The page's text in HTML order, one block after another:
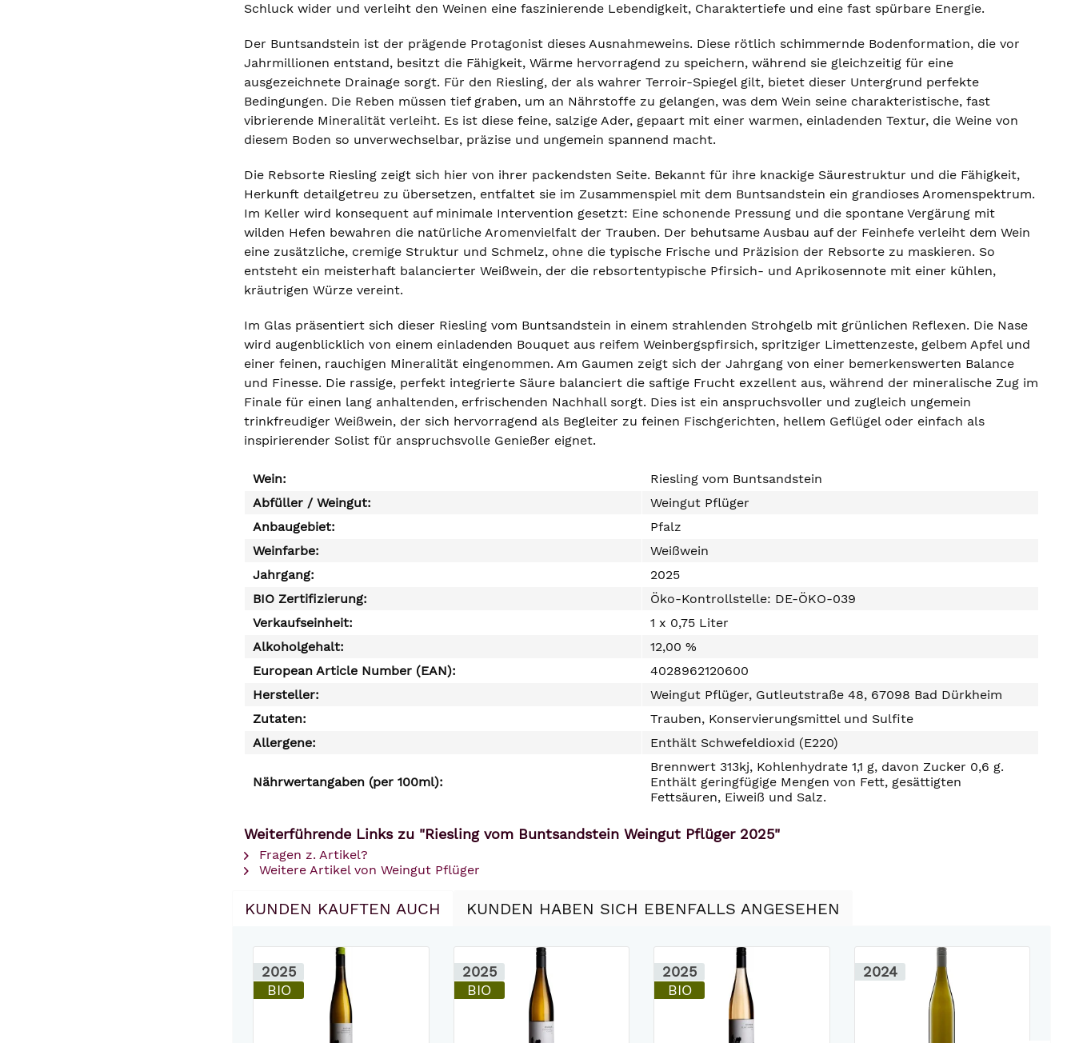
Schluck wider und verleiht den Weinen eine faszinierende Lebendigkeit, Charaktertiefe und eine fast spürbare Energie.
Der Buntsandstein ist der prägende Protagonist dieses Ausnahmeweins. Diese rötlich schimmernde Bodenformation, die vor
Jahrmillionen entstand, besitzt die Fähigkeit, Wärme hervorragend zu speichern, während sie gleichzeitig für eine
ausgezeichnete Drainage sorgt. Für den Riesling, der als wahrer Terroir-Spiegel gilt, bietet dieser Untergrund perfekte
Bedingungen. Die Reben müssen tief graben, um an Nährstoffe zu gelangen, was dem Wein seine charakteristische, fast
vibrierende Mineralität verleiht. Es ist diese feine, salzige Ader, gepaart mit einer warmen, einladenden Textur, die Weine von
diesem Boden so unverwechselbar, präzise und ungemein spannend macht.
Die Rebsorte Riesling zeigt sich hier von ihrer packendsten Seite. Bekannt für ihre knackige Säurestruktur und die Fähigkeit,
Herkunft detailgetreu zu übersetzen, entfaltet sie im Zusammenspiel mit dem Buntsandstein ein grandioses Aromenspektrum.
Im Keller wird konsequent auf minimale Intervention gesetzt: Eine schonende Pressung und die spontane Vergärung mit
wilden Hefen bewahren die natürliche Aromenvielfalt der Trauben. Der behutsame Ausbau auf der Feinhefe verleiht dem Wein
eine zusätzliche, cremige Struktur und Schmelz, ohne die typische Frische und Präzision der Rebsorte zu maskieren. So
entsteht ein meisterhaft balancierter Weißwein, der die rebsortentypische Pfirsich- und Aprikosennote mit einer kühlen,
kräutrigen Würze vereint.
Im Glas präsentiert sich dieser Riesling vom Buntsandstein in einem strahlenden Strohgelb mit grünlichen Reflexen. Die Nase
wird augenblicklich von einem einladenden Bouquet aus reifem Weinbergspfirsich, spritziger Limettenzeste, gelbem Apfel und
einer feinen, rauchigen Mineralität eingenommen. Am Gaumen zeigt sich der Jahrgang von einer bemerkenswerten Balance
und Finesse. Die rassige, perfekt integrierte Säure balanciert die saftige Frucht exzellent aus, während der mineralische Zug im
Finale für einen lang anhaltenden, erfrischenden Nachhall sorgt. Dies ist ein anspruchsvoller und zugleich ungemein
trinkfreudiger Weißwein, der sich hervorragend als Begleiter zu feinen Fischgerichten, hellem Geflügel oder einfach als
inspirierender Solist für anspruchsvolle Genießer eignet.
Wein:
Riesling vom Buntsandstein
Abfüller / Weingut:
Weingut Pflüger
Anbaugebiet:
Pfalz
Weinfarbe:
Weißwein
Jahrgang:
2025
BIO Zertifizierung:
Öko-Kontrollstelle: DE-ÖKO-039
Verkaufseinheit:
1 x 0,75 Liter
Alkoholgehalt:
12,00 %
European Article Number (EAN):
4028962120600
Hersteller:
Weingut Pflüger, Gutleutstraße 48, 67098 Bad Dürkheim
Zutaten:
Trauben, Konservierungsmittel und Sulfite
Allergene:
Enthält Schwefeldioxid (E220)
Nährwertangaben (per 100ml):
Brennwert 313kj, Kohlenhydrate 1,1 g, davon Zucker 0,6 g.
Enthält geringfügige Mengen von Fett, gesättigten
Fettsäuren, Eiweiß und Salz.
Weiterführende Links zu "Riesling vom Buntsandstein Weingut Pflüger 2025"
Fragen z. Artikel?
Weitere Artikel von Weingut Pflüger
KUNDEN KAUFTEN AUCH KUNDEN HABEN SICH EBENFALLS ANGESEHEN
2025
BIO
2025
BIO
2025
BIO
2024